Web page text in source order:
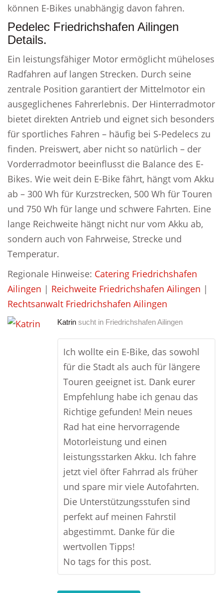
können E-Bikes unabhängig davon fahren.
Pedelec Friedrichshafen Ailingen
Details.
Ein leistungsfähiger Motor ermöglicht müheloses
Radfahren auf langen Strecken. Durch seine
zentrale Position garantiert der Mittelmotor ein
ausgeglichenes Fahrerlebnis. Der Hinterradmotor
bietet direkten Antrieb und eignet sich besonders
für sportliches Fahren – häufig bei S-Pedelecs zu
finden. Preiswert, aber nicht so natürlich – der
Vorderradmotor beeinflusst die Balance des E-
Bikes. Wie weit dein E-Bike fährt, hängt vom Akku
ab – 300 Wh für Kurzstrecken, 500 Wh für Touren
und 750 Wh für lange und schwere Fahrten. Eine
lange Reichweite hängt nicht nur vom Akku ab,
sondern auch von Fahrweise, Strecke und
Temperatur.
Regionale Hinweise: Catering Friedrichshafen
Ailingen | Reichweite Friedrichshafen Ailingen |
Rechtsanwalt Friedrichshafen Ailingen
Katrin sucht in Friedrichshafen Ailingen
Ich wollte ein E-Bike, das sowohl
für die Stadt als auch für längere
Touren geeignet ist. Dank eurer
Empfehlung habe ich genau das
Richtige gefunden! Mein neues
Rad hat eine hervorragende
Motorleistung und einen
leistungsstarken Akku. Ich fahre
jetzt viel öfter Fahrrad als früher
und spare mir viele Autofahrten.
Die Unterstützungsstufen sind
perfekt auf meinen Fahrstil
abgestimmt. Danke für die
wertvollen Tipps!
No tags for this post.